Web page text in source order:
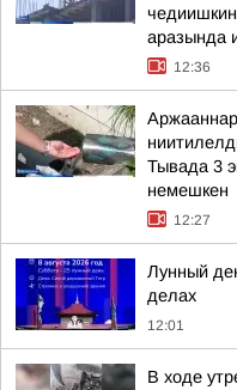
аразында
12:36
Тывада 3
немешкен
12:27
Лунный
делах
12:01
В ходе